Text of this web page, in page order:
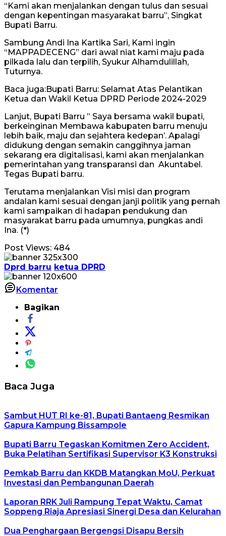
“Kami akan menjalankan dengan tulus dan sesuai
dengan kepentingan masyarakat barru”, Singkat
Bupati Barru.
Sambung Andi Ina Kartika Sari, Kami ingin
“MAPPADECENG” dari awal niat kami maju pada
pilkada lalu dan terpilih, Syukur Alhamdulillah,
Tuturnya.
Baca juga:Bupati Barru: Selamat Atas Pelantikan
Ketua dan Wakil Ketua DPRD Periode 2024-2029
Lanjut, Bupati Barru ” Saya bersama wakil bupati,
berkeinginan Membawa kabupaten barru menuju
lebih baik, maju dan sejahtera kedepan’. Apalagi
didukung dengan semakin canggihnya jaman
sekarang era digitalisasi, kami akan menjalankan
pemerintahan yang transparansi dan Akuntabel.
Tegas Bupati barru.
Terutama menjalankan Visi misi dan program
andalan kami sesuai dengan janji politik yang pernah
kami sampaikan di hadapan pendukung dan
masyarakat barru pada umumnya, pungkas andi
Ina. (*)
Post Views: 484
Dprd barru ketua DPRD
Komentar
Bagikan
Baca Juga
Sambut HUT RI ke-81, Bupati Bantaeng Resmikan
Gapura Kampung Bissampole
Bupati Barru Tegaskan Komitmen Zero Accident,
Buka Pelatihan Sertifikasi Supervisor K3 Konstruksi
Pemkab Barru dan KKDB Matangkan MoU, Perkuat
Investasi dan Pembangunan Daerah
Laporan RRK Juli Rampung Tepat Waktu, Camat
Soppeng Riaja Apresiasi Sinergi Desa dan Kelurahan
Dua Penghargaan Bergengsi Disapu Bersih